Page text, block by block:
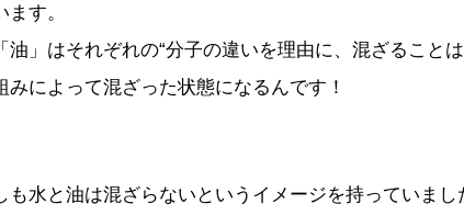
す。
油」はそれぞれの“分子の違いを理由に、混ざること
みによって混ざった状態になるんです！
も水と油は混ざらないというイメージを持っていまし